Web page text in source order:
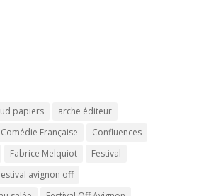
papiers
arche éditeur
Comédie Française
Confluences
Fabrice Melquiot
Festival
avignon off